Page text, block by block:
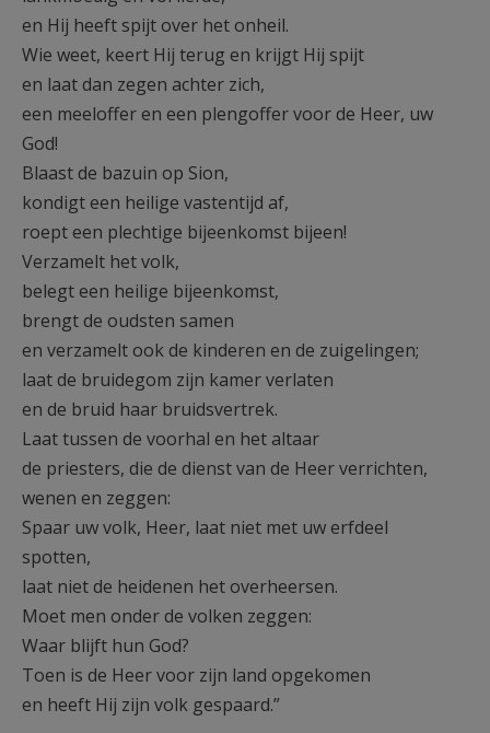
en Hij heeft spijt over het onheil.
Wie weet, keert Hij terug en krijgt Hij spijt
en laat dan zegen achter zich,
een meeloffer en een plengoffer voor de Heer, uw
God!
Blaast de bazuin op Sion,
kondigt een heilige vastentijd af,
roept een plechtige bijeenkomst bijeen!
Verzamelt het volk,
belegt een heilige bijeenkomst,
brengt de oudsten samen
en verzamelt ook de kinderen en de zuigelingen;
laat de bruidegom zijn kamer verlaten
en de bruid haar bruidsvertrek.
Laat tussen de voorhal en het altaar
de priesters, die de dienst van de Heer verrichten,
wenen en zeggen:
Spaar uw volk, Heer, laat niet met uw erfdeel
spotten,
laat niet de heidenen het overheersen.
Moet men onder de volken zeggen:
Waar blijft hun God?
Toen is de Heer voor zijn land opgekomen
en heeft Hij zijn volk gespaard.”